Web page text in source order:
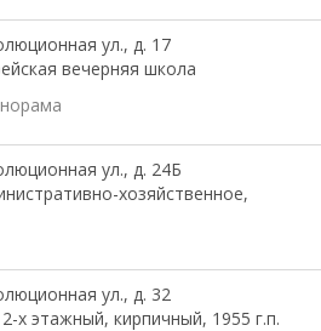
ул., д. 17
вечерняя школа
ул., д. 24Б
хозяйственное,
ул., д. 32
х этажный, кирпичный, 1955 г.п.